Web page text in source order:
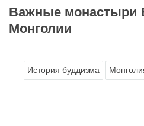
Важные монастыри
Монголии
История буддизма